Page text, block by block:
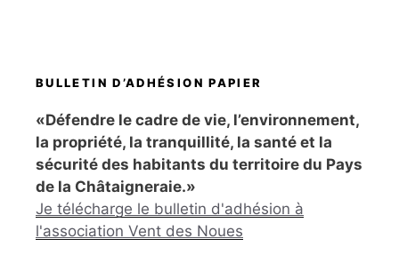
BULLETIN D’ADHÉSION PAPIER
«Défendre le cadre de vie, l’environnement,
la propriété, la tranquillité, la santé et la
sécurité des habitants du territoire du Pays
de la Châtaigneraie.»
Je télécharge le bulletin d'adhésion à
l'association Vent des Noues